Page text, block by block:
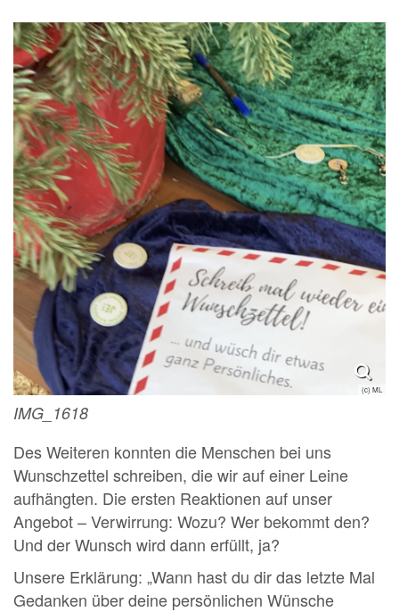
(c) ML
IMG_1618
Des Weiteren konnten die Menschen bei uns
Wunschzettel schreiben, die wir auf einer Leine
aufhängten. Die ersten Reaktionen auf unser
Angebot – Verwirrung: Wozu? Wer bekommt den?
Und der Wunsch wird dann erfüllt, ja?
Unsere Erklärung: „Wann hast du dir das letzte Mal
Gedanken über deine persönlichen Wünsche